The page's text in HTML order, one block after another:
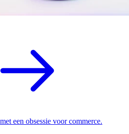
een obsessie voor commerce.